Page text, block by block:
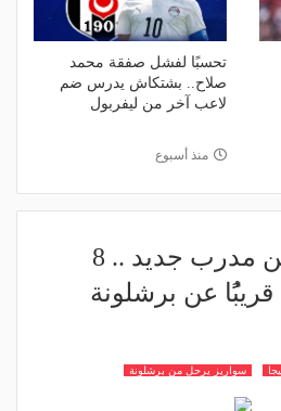
تحسبًا لفشل صفقة محمد
صلاح.. بشتكاش يدرس ضم
لاعب آخر من ليفربول
منذ أسبوع
بالصور - بعد تعيين مدرب جديد .. 8
عن برشلونة
سواريز يرحل من برشلونة